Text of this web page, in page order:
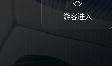
游客进入